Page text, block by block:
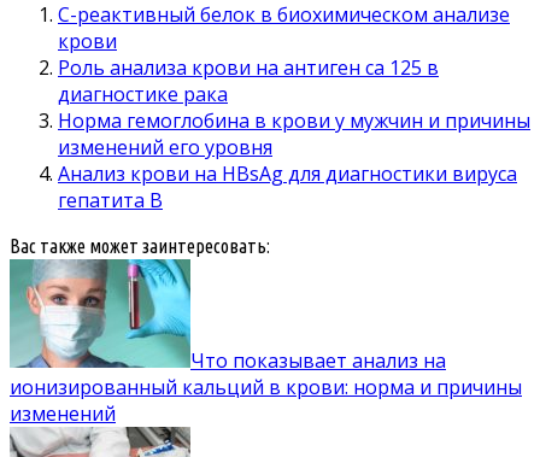
С-реактивный белок в биохимическом анализе
крови
Роль анализа крови на антиген са 125 в
диагностике рака
Норма гемоглобина в крови у мужчин и причины
изменений его уровня
Анализ крови на HBsAg для диагностики вируса
гепатита B
Вас также может заинтересовать:
Что показывает анализ на
ионизированный кальций в крови: норма и причины
изменений